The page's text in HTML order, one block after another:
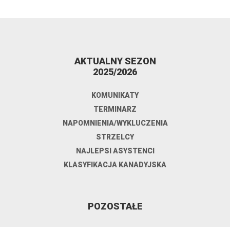
AKTUALNY SEZON
2025/2026
KOMUNIKATY
TERMINARZ
NAPOMNIENIA/WYKLUCZENIA
STRZELCY
NAJLEPSI ASYSTENCI
KLASYFIKACJA KANADYJSKA
POZOSTAŁE